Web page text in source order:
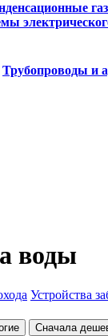
Трубопроводы и
воды
Устройства
Сначала